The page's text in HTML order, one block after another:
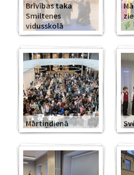
Brīvības taka
Smiltenes
vidusskolā
Mārtiņdienā